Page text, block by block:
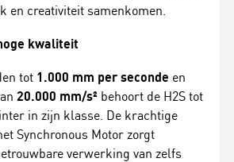
en creativiteit samenkomen.
kwaliteit
tot 1.000 mm per seconde en
20.000 mm/s² behoort de H2S tot
in zijn klasse. De krachtige
Synchronous Motor zorgt
verwerking van zelfs